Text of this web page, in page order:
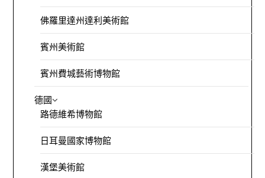
佛羅里達州達利美術館
賓州美術館
賓州費城藝術博物館
德國
路德維希博物館
日耳曼國家博物館
漢堡美術館